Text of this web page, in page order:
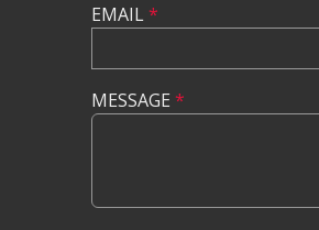
EMAIL*
MESSAGE *